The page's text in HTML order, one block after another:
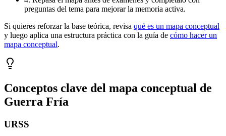
preguntas del tema para mejorar la memoria activa.
Si quieres reforzar la base teórica, revisa qué es un mapa conceptual
y luego aplica una estructura práctica con la guía de cómo hacer un
mapa conceptual.
Conceptos clave del mapa conceptual de
Guerra Fría
URSS